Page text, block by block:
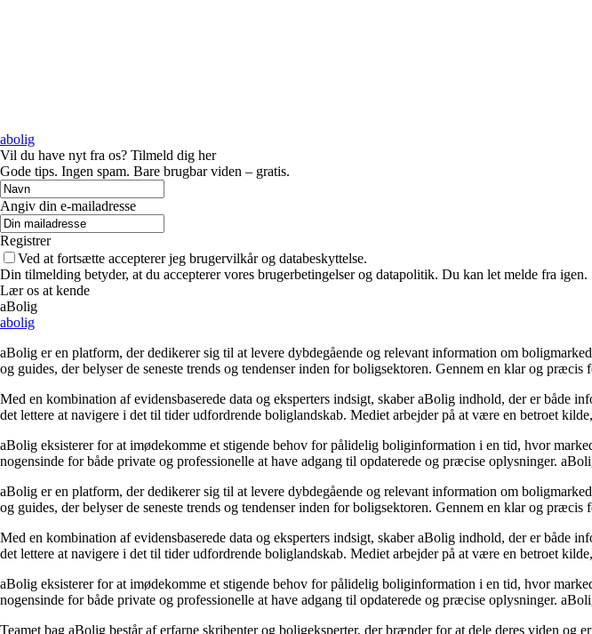
abolig
Vil du have nyt fra os? Tilmeld dig her
Gode tips. Ingen spam. Bare brugbar viden – gratis.
Angiv din e-mailadresse
Registrer
Ved at fortsætte accepterer jeg brugervilkår og databeskyttelse.
Din tilmelding betyder, at du accepterer vores brugerbetingelser og datapolitik. Du kan let melde fra igen.
Lær os at kende
aBolig
abolig
aBolig er en platform, der dedikerer sig til at levere dybdegående og relevant information om
og guides, der belyser de seneste trends og tendenser inden for boligsektoren. Gennem en klar og
Med en kombination af evidensbaserede data og eksperters indsigt, skaber aBolig indhold, der er
det lettere at navigere i det til tider udfordrende boliglandskab. Mediet arbejder på at være en betroet
aBolig eksisterer for at imødekomme et stigende behov for pålidelig boliginformation i en tid, hvor
nogensinde for både private og professionelle at have adgang til opdaterede og præcise oplysninger.
aBolig er en platform, der dedikerer sig til at levere dybdegående og relevant information om
og guides, der belyser de seneste trends og tendenser inden for boligsektoren. Gennem en klar og
Med en kombination af evidensbaserede data og eksperters indsigt, skaber aBolig indhold, der er
det lettere at navigere i det til tider udfordrende boliglandskab. Mediet arbejder på at være en betroet
aBolig eksisterer for at imødekomme et stigende behov for pålidelig boliginformation i en tid, hvor
nogensinde for både private og professionelle at have adgang til opdaterede og præcise oplysninger.
Teamet bag aBolig består af erfarne skribenter og boligeksperter, der brænder for at dele deres viden